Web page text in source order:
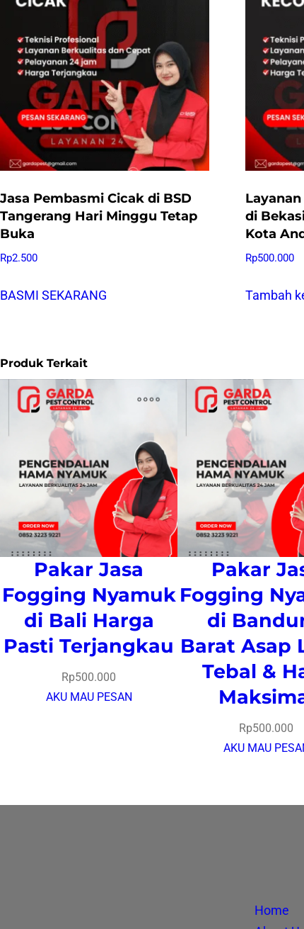
Jasa Pembasmi Cicak di BSD
Tangerang Hari Minggu Tetap
Buka
Rp2.500
BASMI SEKARANG
di
Kota
Rp500.000
Tambah
Produk Terkait
Pakar Jasa
Fogging Nyamuk
di Bali Harga
Pasti Terjangkau
Rp500.000
AKU MAU PESAN
Pakar
Fogging
di
Barat Asap
Tebal &
Rp500.000
AKU MAU
Home